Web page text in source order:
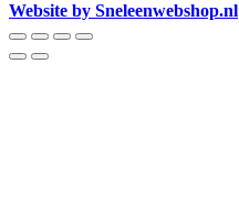
Website by Sneleenwebshop.nl